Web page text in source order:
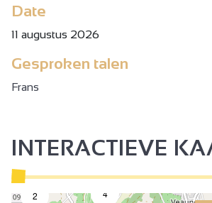
Date
11 augustus 2026
Gesproken talen
Frans
INTERACTIEVE
4
2